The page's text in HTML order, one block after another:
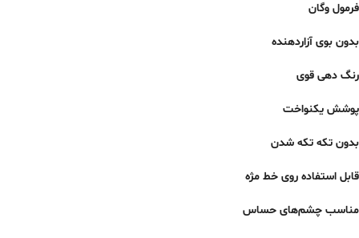
فرمول وگان
بدون بوی آزاردهنده
رنگ دهی قوی
پوشش یکنواخت
بدون تکه تکه شدن
قابل استفاده روی خط مژه
مناسب چشم‌های حساس